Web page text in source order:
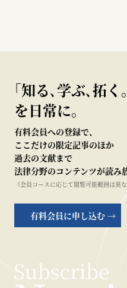
｢知る､学ぶ､拓く
を日常に。
有料会員への登録で、
ここだけの限定記事のほか
過去の文献まで
法律分野のコンテンツが読み
（会員コースに応じて閲覧可能範囲は異な
有料会員に申し込む →